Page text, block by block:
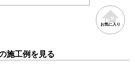
お気に入り
施工例を見る